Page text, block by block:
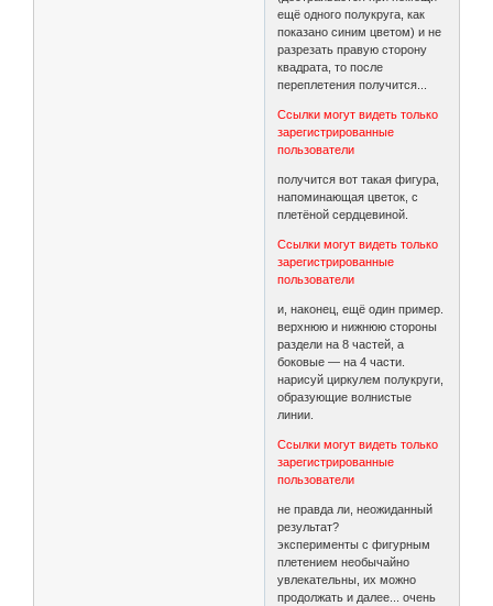
ещё одного полукруга, как
показано синим цветом) и не
разрезать правую сторону
квадрата, то после
переплетения получится...
Ссылки могут видеть только
зарегистрированные
пользователи
получится вот такая фигура,
напоминающая цветок, с
плетёной сердцевиной.
Ссылки могут видеть только
зарегистрированные
пользователи
и, наконец, ещё один пример.
верхнюю и нижнюю стороны
раздели на 8 частей, а
боковые — на 4 части.
нарисуй циркулем полукруги,
образующие волнистые
линии.
Ссылки могут видеть только
зарегистрированные
пользователи
не правда ли, неожиданный
результат?
эксперименты с фигурным
плетением необычайно
увлекательны, их можно
продолжать и далее... очень